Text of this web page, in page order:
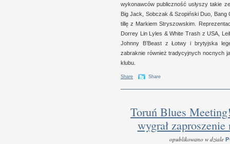
wykonaw­ców publicz­ność usłyszy takie
Big Jack, Sob­czak &Szopiń­ski Duo, Bang
tillęz Mar­kiem Stryszow­skim.
Dor­rey Lin Lyles &White Trash zUSA ,
Johnny B’Beast z Łotwyi brytyj­ska
zabrak­nie rów­nież tradycyj­nych noc­nych
klubu.
Share Share
Toruń Blues
wygrał
opublikowano w dziale